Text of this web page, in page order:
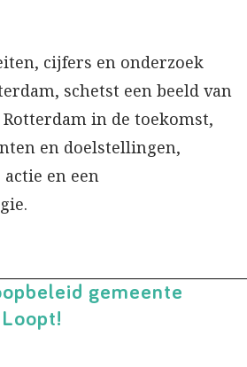
cijfers en onderzoek
schetst een beeld van
in de toekomst,
en doelstellingen,
en een
gemeente